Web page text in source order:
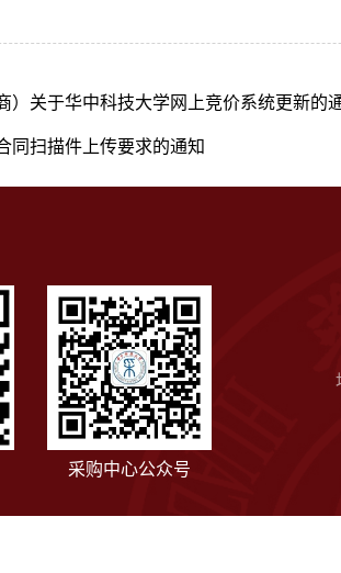
）关于华中科技大学网上竞价系统更新的
同扫描件上传要求的通知
采购中心公众号